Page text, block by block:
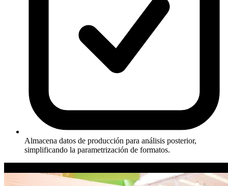
Almacena datos de producción para análisis posterior,
simplificando la parametrización de formatos.